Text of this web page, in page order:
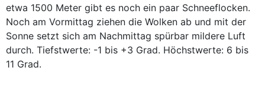
etwa 1500 Meter gibt es noch ein paar Schneeflocken.
Noch am Vormittag ziehen die Wolken ab und mit der
Sonne setzt sich am Nachmittag spürbar mildere Luft
durch. Tiefstwerte: -1 bis +3 Grad. Höchstwerte: 6 bis
11 Grad.